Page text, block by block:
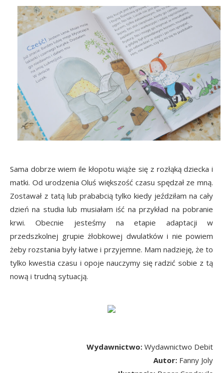
Sama dobrze wiem ile kłopotu wiąże się z rozłąką dziecka i
matki. Od urodzenia Oluś większość czasu spędzał ze mną.
Zostawał z tatą lub prababcią tylko kiedy jeździłam na cały
dzień na studia lub musiałam iść na przykład na pobranie
krwi. Obecnie jesteśmy na etapie adaptacji w
przedszkolnej grupie żłobkowej dwulatków i nie powiem
żeby rozstania były łatwe i przyjemne. Mam nadzieję, że to
tylko kwestia czasu i opoje nauczymy się radzić sobie z tą
nową i trudną sytuacją.
Wydawnictwo: Wydawnictwo Debit
Autor: Fanny Joly